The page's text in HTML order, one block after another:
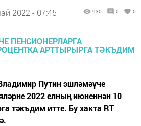
2022 - 07:45 930 0 0
Путин эшләмәүче
2022 елның июненнән 10
тәкъдим итте. Бу хакта RT